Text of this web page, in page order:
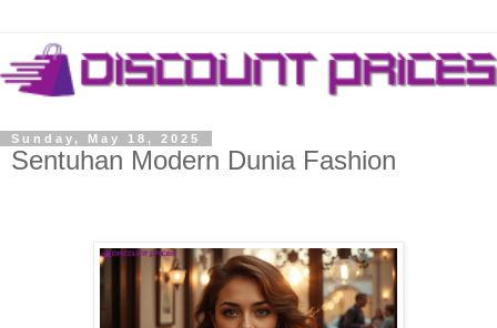
Sunday, May 18, 2025
Sentuhan Modern Dunia Fashion